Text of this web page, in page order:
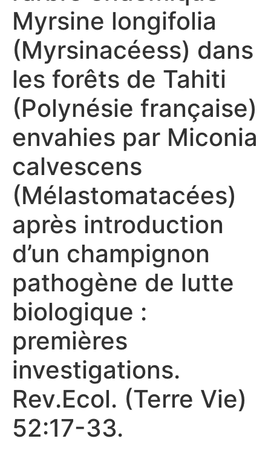
Myrsine longifolia
(Myrsinacéess) dans
les forêts de Tahiti
(Polynésie française)
envahies par Miconia
calvescens
(Mélastomatacées)
après introduction
d’un champignon
pathogène de lutte
biologique :
premières
investigations.
Rev.Ecol. (Terre Vie)
52:17-33.